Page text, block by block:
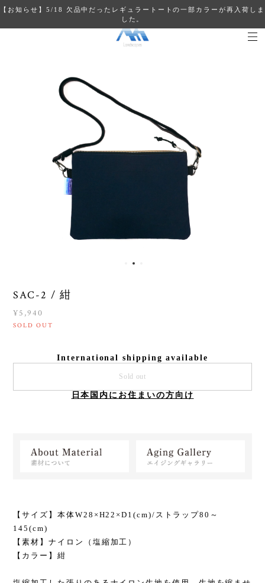
【お知らせ】5/18 欠品中だったレギュラートートの一部カラーが再入荷しま
した。
SAC-2 / 紺
¥5,940
SOLD OUT
International shipping available
Sold out
日本国内にお住まいの方向け
【サイズ】本体W28×H22×D1(cm)/ストラップ80～
145(cm)
【素材】ナイロン（塩縮加工）
【カラー】紺